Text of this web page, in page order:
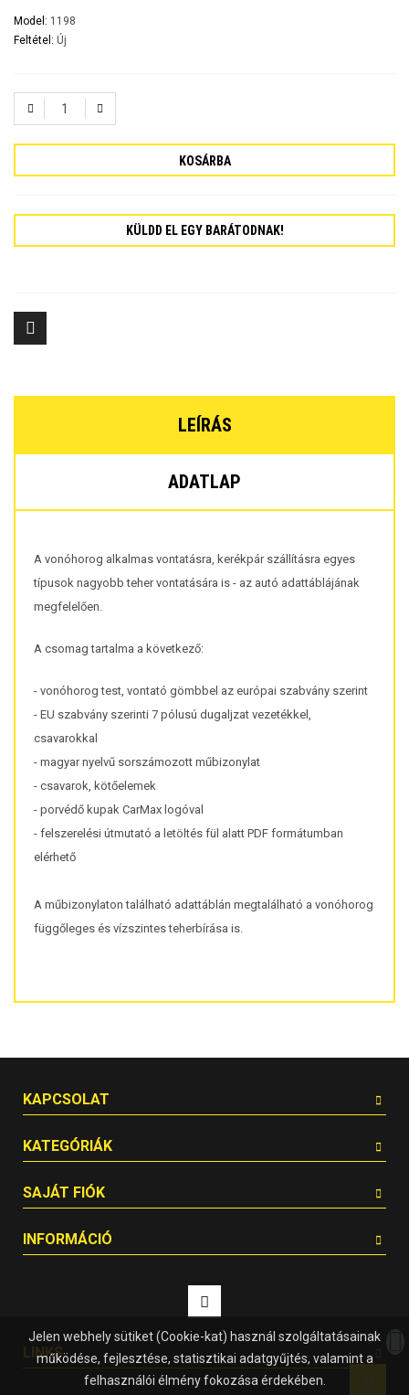
Model: 1198
Feltétel: Új
KOSÁRBA
KÜLDD EL EGY BARÁTODNAK!
LEÍRÁS
ADATLAP
A vonóhorog alkalmas vontatásra, kerékpár szállításra egyes
típusok nagyobb teher vontatására is - az autó adattáblájának
megfelelően.
A csomag tartalma a következő:
- vonóhorog test, vontató gömbbel az európai szabvány szerint
- EU szabvány szerinti 7 pólusú dugaljzat vezetékkel,
csavarokkal
- magyar nyelvű sorszámozott műbizonylat
- csavarok, kötőelemek
- porvédő kupak CarMax logóval
- felszerelési útmutató a letöltés fül alatt PDF formátumban
elérhető
A műbizonylaton található adattáblán megtalálható a vonóhorog
függőleges és vízszintes teherbírása is.
KAPCSOLAT
KATEGÓRIÁK
SAJÁT FIÓK
INFORMÁCIÓ
LINKS
Jelen webhely sütiket (Cookie-kat) használ szolgáltatásainak
működése, fejlesztése, statisztikai adatgyűjtés, valamint a
felhasználói élmény fokozása érdekében.